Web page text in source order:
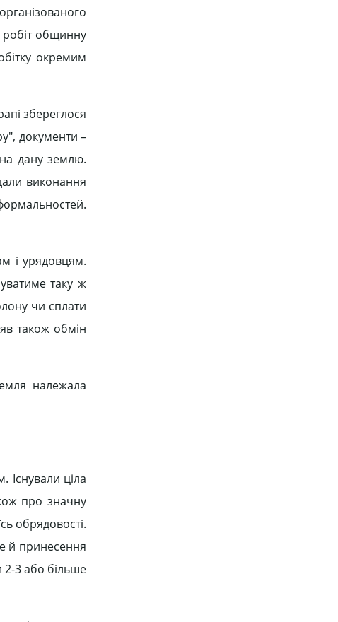
робіт общинну
окремим
збереглося
документи –
дану землю.
виконання
і урядовцям.
таку ж
чи сплати
також обмін
належала
ціла
про значну
обрядовості.
й принесення
2-3 або більше